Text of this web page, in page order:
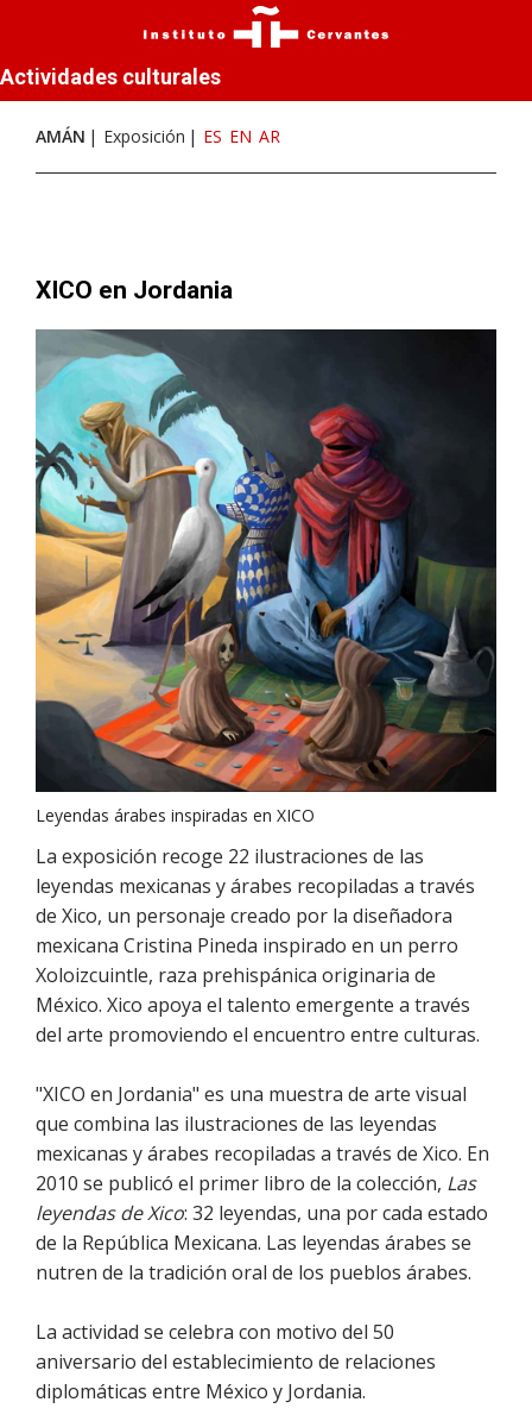
Actividades culturales
AMÁN Exposición ES EN AR
XICO en Jordania
Leyendas árabes inspiradas en XICO
La exposición recoge 22 ilustraciones de las
leyendas mexicanas y árabes recopiladas a través
de Xico, un personaje creado por la diseñadora
mexicana Cristina Pineda inspirado en un perro
Xoloizcuintle, raza prehispánica originaria de
México. Xico apoya el talento emergente a través
del arte promoviendo el encuentro entre culturas.
"XICO en Jordania" es una muestra de arte visual
que combina las ilustraciones de las leyendas
mexicanas y árabes recopiladas a través de Xico. En
2010 se publicó el primer libro de la colección, Las
leyendas de Xico: 32 leyendas, una por cada estado
de la República Mexicana. Las leyendas árabes se
nutren de la tradición oral de los pueblos árabes.
La actividad se celebra con motivo del 50
aniversario del establecimiento de relaciones
diplomáticas entre México y Jordania.